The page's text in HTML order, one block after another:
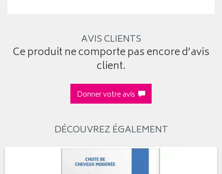
AVIS CLIENTS
Ce produit ne comporte pas encore d’avis
client.
Donner votre avis
DÉCOUVREZ ÉGALEMENT